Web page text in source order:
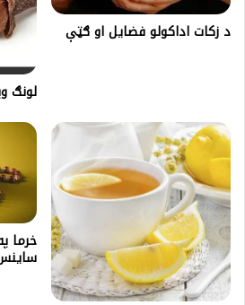
د زکات اداکولو فضایل او ګټې
لونګ
خرما